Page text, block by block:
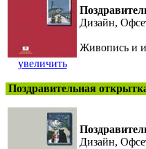
увеличить
Дизайн,
Живопись и
Поздравительная
Дизайн,